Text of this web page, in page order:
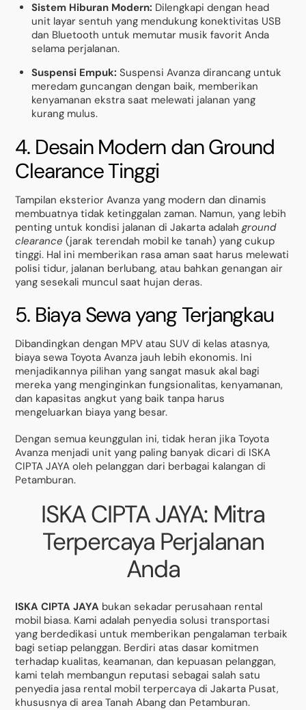
Sistem Hiburan Modern: Dilengkapi dengan head
unit layar sentuh yang mendukung konektivitas USB
dan Bluetooth untuk memutar musik favorit Anda
selama perjalanan.
Suspensi Empuk: Suspensi Avanza dirancang untuk
meredam guncangan dengan baik, memberikan
kenyamanan ekstra saat melewati jalanan yang
kurang mulus.
4. Desain Modern dan Ground
Clearance Tinggi
Tampilan eksterior Avanza yang modern dan dinamis
membuatnya tidak ketinggalan zaman. Namun, yang lebih
penting untuk kondisi jalanan di Jakarta adalahground
clearance (jarak terendah mobil ke tanah) yang cukup
tinggi. Hal ini memberikan rasa aman saat harus melewati
polisi tidur, jalanan berlubang, atau bahkan genangan air
yang sesekali muncul saat hujan deras.
5. Biaya Sewa yang Terjangkau
Dibandingkan dengan MPV atau SUV di kelas atasnya,
biaya sewa Toyota Avanza jauh lebih ekonomis. Ini
menjadikannya pilihan yang sangat masuk akal bagi
mereka yang menginginkan fungsionalitas, kenyamanan,
dan kapasitas angkut yang baik tanpa harus
mengeluarkan biaya yang besar.
Dengan semua keunggulan ini, tidak heran jika Toyota
Avanza menjadi unit yang paling banyak dicari di ISKA
CIPTA JAYA oleh pelanggan dari berbagai kalangan di
Petamburan.
ISKA CIPTA JAYA: Mitra
Terpercaya Perjalanan
Anda
ISKA CIPTA JAYA bukan sekadar perusahaan rental
mobil biasa. Kami adalah penyedia solusi transportasi
yang berdedikasi untuk memberikan pengalaman terbaik
bagi setiap pelanggan. Berdiri atas dasar komitmen
terhadap kualitas, keamanan, dan kepuasan pelanggan,
kami telah membangun reputasi sebagai salah satu
penyedia jasa rental mobil terpercaya di Jakarta Pusat,
khususnya di area Tanah Abang dan Petamburan.